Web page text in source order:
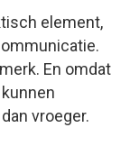
element,
En omdat
vroeger.